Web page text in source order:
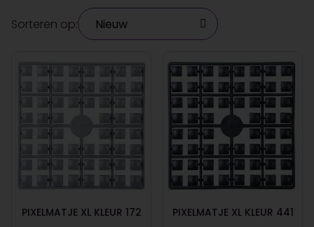
Sorteren op:
PIXELMATJE XL KLEUR 172 PIXELMATJE XL KLEUR 441